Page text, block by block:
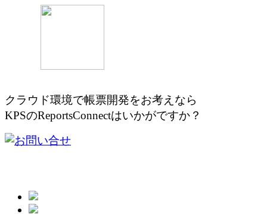
クラウド環境で帳票開発をお
KPSのReportsConnectはいかがですか？